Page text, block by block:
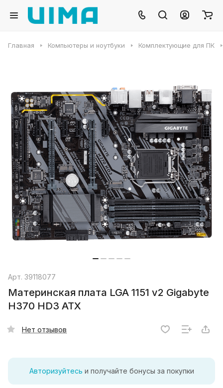
Главная Компьютеры и ноутбуки Комплектующие для ПК
Арт. 39118077
Материнская плата LGA 1151 v2 Gigabyte
H370 HD3 ATX
Нет отзывов
Авторизуйтесь и получайте бонусы за покупки